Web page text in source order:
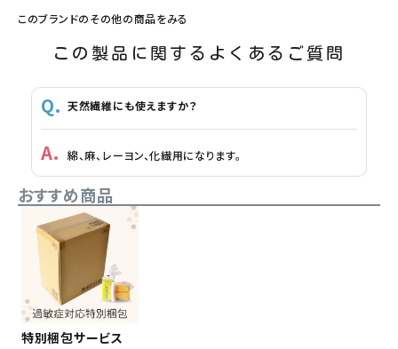
このブランドのその他の商品をみる
この製品に関するよくあるご質問
天然繊維にも使えますか？
綿、麻、レーヨン、化繊用になります。
おすすめ商品
特別梱包サービス